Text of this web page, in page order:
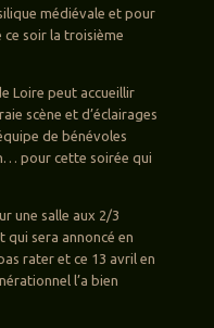
médiévale et pour
ce soir la troisième
Loire peut accueillir
scène et d’éclairages
de bénévoles
pour cette soirée qui
une salle aux 2/3
qui sera annoncé en
rater et ce 13 avril en
l’a bien